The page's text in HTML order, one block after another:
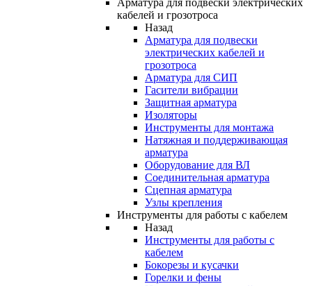
Арматура для подвески электрических
кабелей и грозотроса
Назад
Арматура для подвески
электрических кабелей и
грозотроса
Арматура для СИП
Гасители вибрации
Защитная арматура
Изоляторы
Инструменты для монтажа
Натяжная и поддерживающая
арматура
Оборудование для ВЛ
Соединительная арматура
Сцепная арматура
Узлы крепления
Инструменты для работы с кабелем
Назад
Инструменты для работы с
кабелем
Бокорезы и кусачки
Горелки и фены